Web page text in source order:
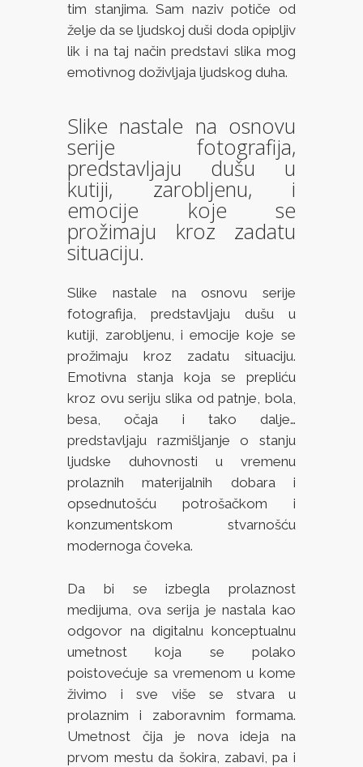
tim stanjima. Sam naziv potiče od
želje da se ljudskoj duši doda opipljiv
lik i na taj način predstavi slika mog
emotivnog doživljaja ljudskog duha.
Slike nastale na osnovu
serije fotografija,
predstavljaju dušu u
kutiji, zarobljenu, i
emocije koje se
prožimaju kroz zadatu
situaciju.
Slike nastale na osnovu serije
fotografija, predstavljaju dušu u
kutiji, zarobljenu, i emocije koje se
prožimaju kroz zadatu situaciju.
Emotivna stanja koja se prepliću
kroz ovu seriju slika od patnje, bola,
besa, očaja i tako dalje…
predstavljaju razmišljanje o stanju
ljudske duhovnosti u vremenu
prolaznih materijalnih dobara i
opsednutošću potrošačkom i
konzumentskom stvarnošću
modernoga čoveka.
Da bi se izbegla prolaznost
medijuma, ova serija je nastala kao
odgovor na digitalnu konceptualnu
umetnost koja se polako
poistovećuje sa vremenom u kome
živimo i sve više se stvara u
prolaznim i zaboravnim formama.
Umetnost čija je nova ideja na
prvom mestu da šokira, zabavi, pa i